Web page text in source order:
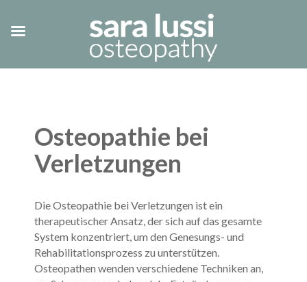
Osteopathie bei
Verletzungen
Die Osteopathie bei Verletzungen ist ein
therapeutischer Ansatz, der sich auf das gesamte
System konzentriert, um den Genesungs- und
Rehabilitationsprozess zu unterstützen.
Osteopathen wenden verschiedene Techniken an,